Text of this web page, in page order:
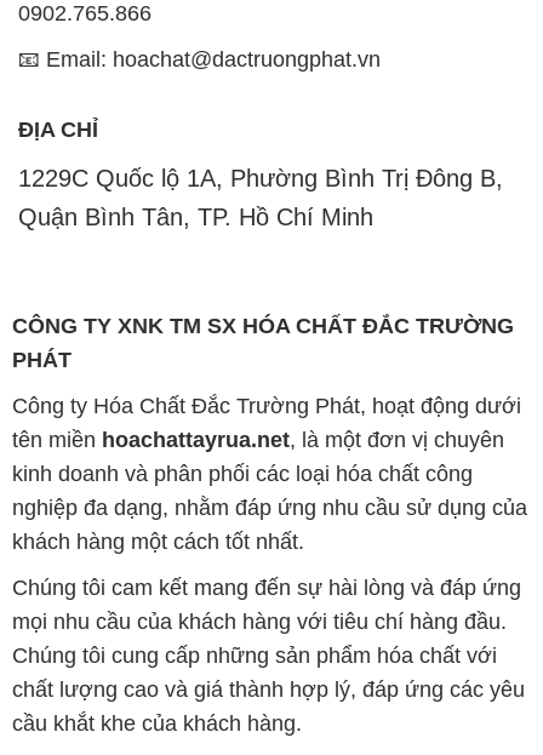
0902.765.866
📧 Email: hoachat@dactruongphat.vn
ĐỊA CHỈ
1229C Quốc lộ 1A, Phường Bình Trị Đông B,
Quận Bình Tân, TP. Hồ Chí Minh
CÔNG TY XNK TM SX HÓA CHẤT ĐẮC TRƯỜNG
PHÁT
Công ty Hóa Chất Đắc Trường Phát, hoạt động dưới
tên miền hoachattayrua.net, là một đơn vị chuyên
kinh doanh và phân phối các loại hóa chất công
nghiệp đa dạng, nhằm đáp ứng nhu cầu sử dụng của
khách hàng một cách tốt nhất.
Chúng tôi cam kết mang đến sự hài lòng và đáp ứng
mọi nhu cầu của khách hàng với tiêu chí hàng đầu.
Chúng tôi cung cấp những sản phẩm hóa chất với
chất lượng cao và giá thành hợp lý, đáp ứng các yêu
cầu khắt khe của khách hàng.